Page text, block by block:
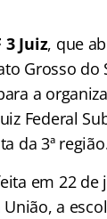
3 Juiz, que
Grosso do
a
Federal
da 3ª
em 22 de
a